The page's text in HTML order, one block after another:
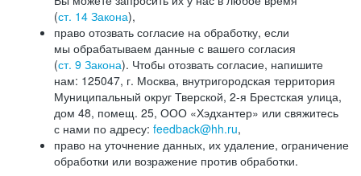
(ст. 14 Закона),
право отозвать согласие на обработку, если
мы обрабатываем данные с вашего согласия
(ст. 9 Закона). Чтобы отозвать согласие, напишите
нам: 125047, г. Москва, внутригородская территория
Муниципальный округ Тверской, 2-я Брестская улица,
дом 48, помещ. 25, ООО «Хэдхантер» или свяжитесь
с нами по адресу: feedback@hh.ru,
право на уточнение данных, их удаление, ограничение
обработки или возражение против обработки.